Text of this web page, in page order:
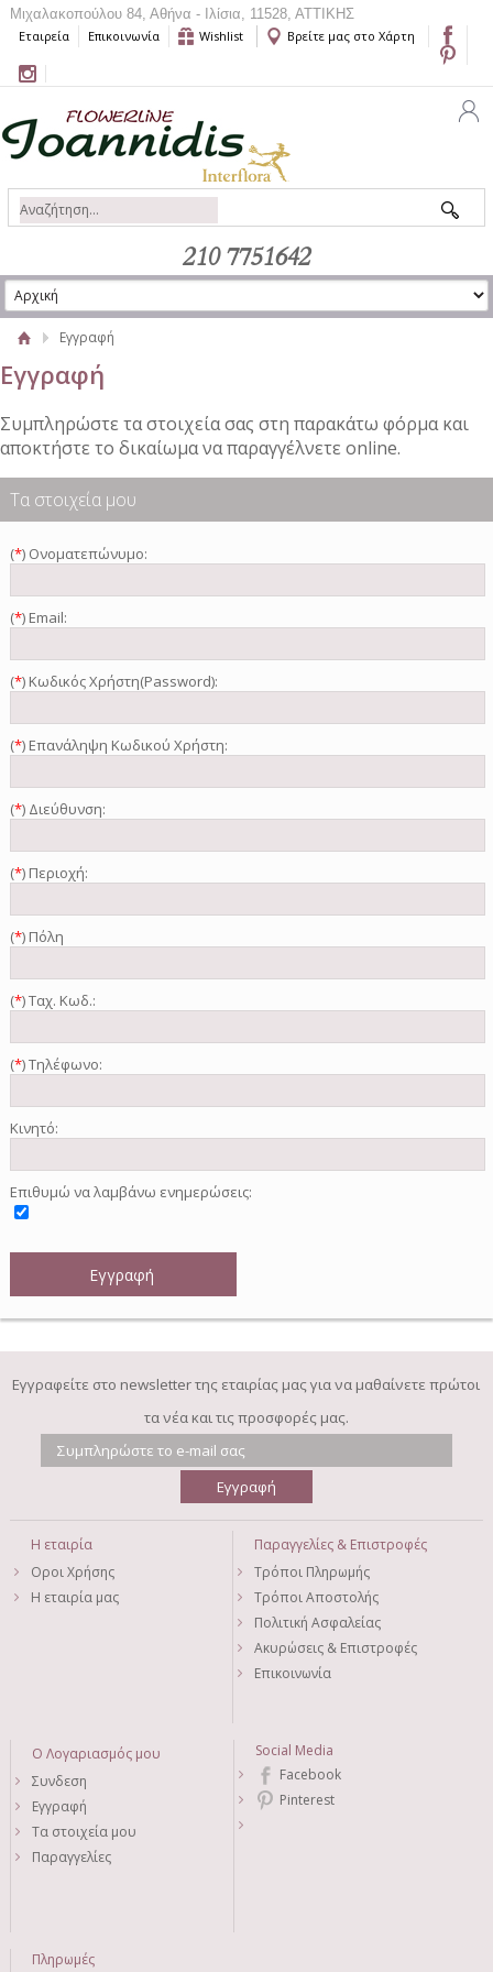
Μιχαλακοπούλου 84, Αθήνα - Ιλίσια, 11528, ΑΤΤΙΚΗΣ
Εταιρεία
Επικοινωνία Wishlist Βρείτε μας στο Χάρτη
210 7751642
Εγγραφή
Εγγραφή
Συμπληρώστε τα στοιχεία σας στη παρακάτω φόρμα και
αποκτήστε το δικαίωμα να παραγγέλνετε online.
Τα στοιχεία μου
(*) Ονοματεπώνυμο:
(*) Email:
(*) Κωδικός Χρήστη(Password):
(*) Επανάληψη Κωδικού Χρήστη:
(*) Διεύθυνση:
(*) Περιοχή:
(*) Πόλη
(*) Ταχ. Κωδ.:
(*) Τηλέφωνο:
Κινητό:
Επιθυμώ να λαμβάνω ενημερώσεις:
Εγγραφείτε στο newsletter της εταιρίας μας για να μαθαίνετε πρώτοι
τα νέα και τις προσφορές μας.
Η εταιρία
Οροι Χρήσης
Η εταιρία μας
Παραγγελίες & Επιστροφές
Τρόποι Πληρωμής
Τρόποι Αποστολής
Πολιτική Ασφαλείας
Ακυρώσεις & Επιστροφές
Επικοινωνία
Ο Λογαριασμός μου
Συνδεση
Εγγραφή
Τα στοιχεία μου
Παραγγελίες
Social Media
Facebook
Pinterest
Πληρωμές